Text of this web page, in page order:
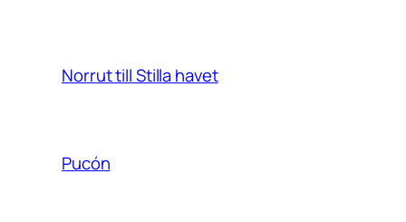
Norrut till Stilla havet
Pucón